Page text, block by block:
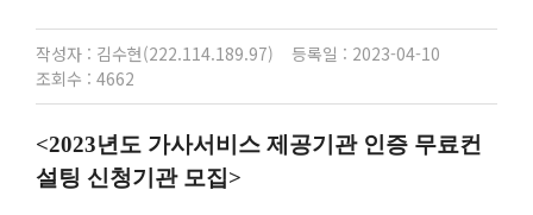
작성자 : 김수현(222.114.189.97)
등록일 : 2023-04-10
조회수 : 4662
<2023년도 가사서비스 제공기관 인증 무료컨
설팅 신청기관 모집>